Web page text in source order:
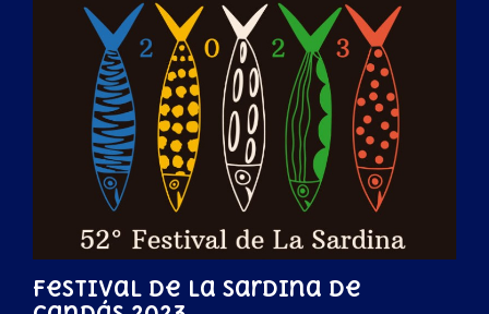
Festival de la Sardina de